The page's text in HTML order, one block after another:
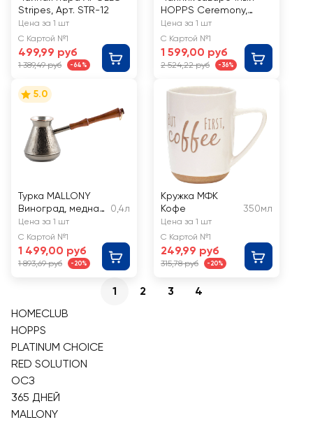
Stripes, Арт. STR-12
Цена за 1 шт
С Картой №1
499,99 руб
1 389,49 руб -64%
HOPPS Сeremony,
чугун, 800мл, Арт.
GTP-8
Цена за 1 шт
С Картой №1
1 599,00 руб
2 524,22 руб -36%
5.0
Турка MALLONY
Виноград, медная,
0.4л, Арт. 005921
0,4л
Цена за 1 шт
С Картой №1
1 499,00 руб
1 893,69 руб -20%
Кружка МФК
Кофе
350мл
Цена за 1 шт
С Картой №1
249,99 руб
315,78 руб -20%
1 2 3
4
HOMECLUB
HOPPS
PLATINUM CHOICE
RED SOLUTION
ОСЗ
365 ДНЕЙ
MALLONY